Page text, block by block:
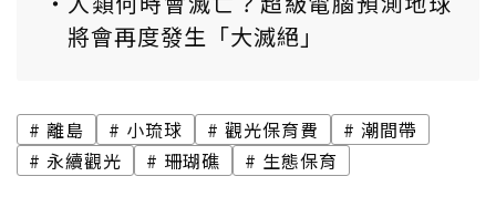
將會再度發生「大滅絕」
離島 小琉球 觀光保育費
潮間帶
永續觀光
珊瑚礁 生態保育